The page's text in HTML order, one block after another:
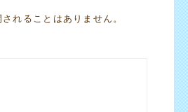
れることはありません。